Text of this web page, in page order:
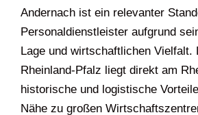
Wieso ist
relevanter
Andernach ist ein relevanter